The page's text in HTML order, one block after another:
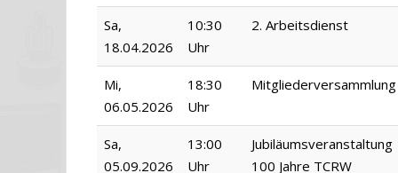
Sa,
18.04.2026
10:30
Uhr
2. Arbeitsdienst
Mi,
06.05.2026
18:30
Uhr
Mitgliederversammlung
Sa,
05.09.2026
13:00
Uhr
Jubiläumsveranstaltung
100 Jahre TCRW